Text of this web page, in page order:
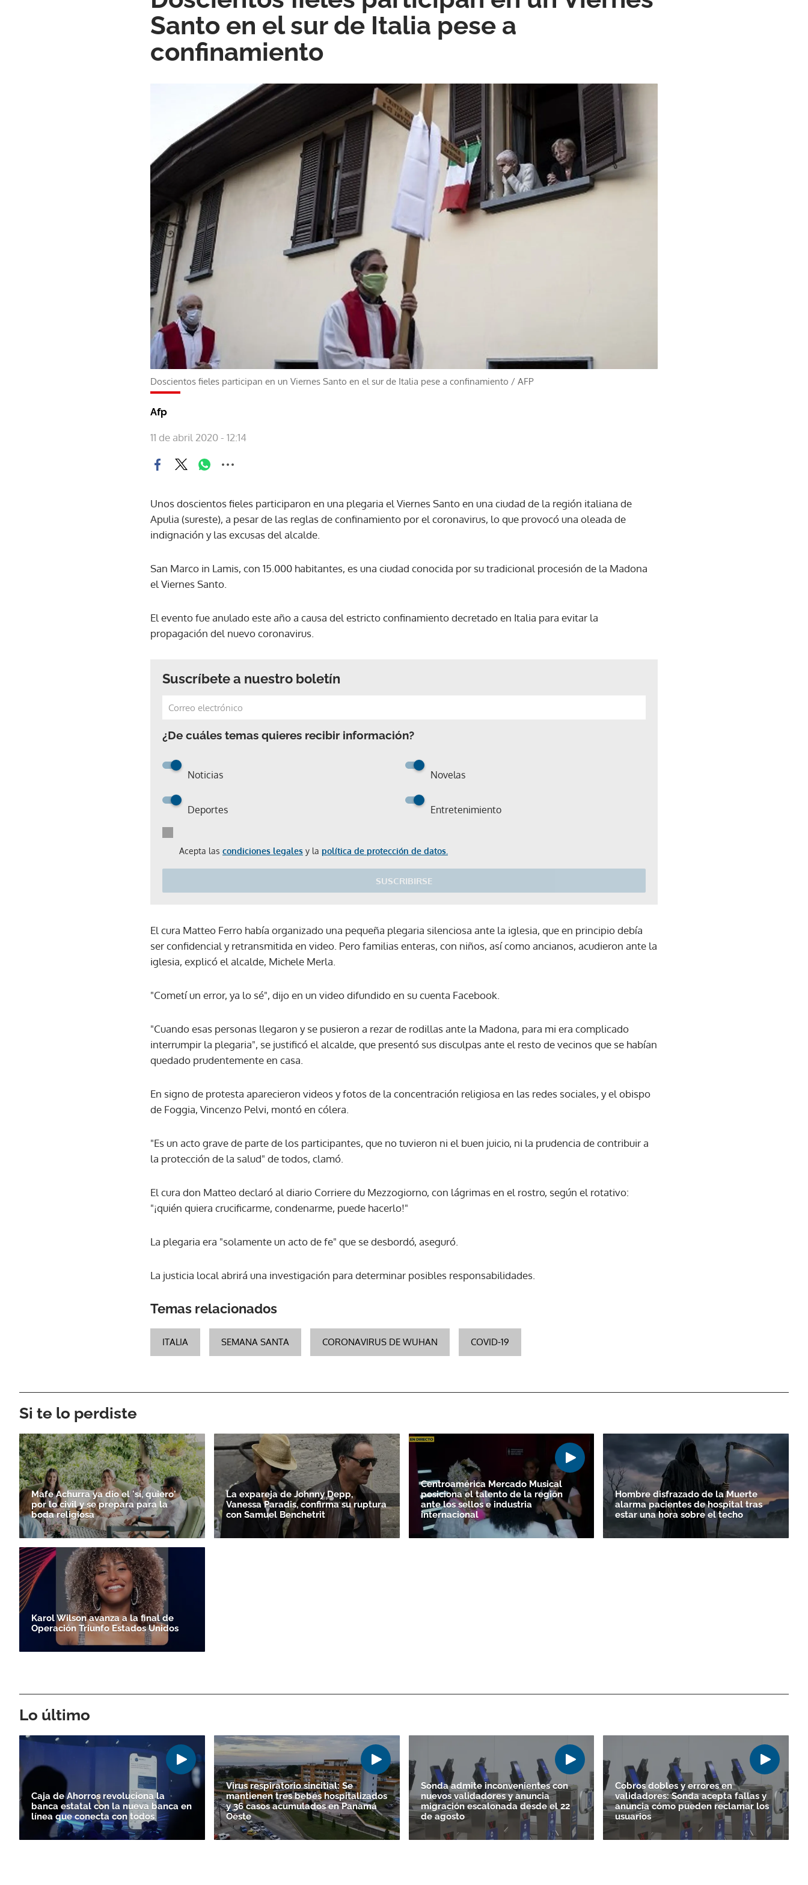
Santo en el sur de Italia pese a
confinamiento
Doscientos fieles participan en un Viernes Santo en el sur de Italia pese a confinamiento / AFP
Afp
11 de abril 2020 - 12:14
Unos doscientos fieles participaron en una plegaria el Viernes Santo en una ciudad de la región italiana de
Apulia (sureste), a pesar de las reglas de confinamiento por el coronavirus, lo que provocó una oleada de
indignación y las excusas del alcalde.
San Marco in Lamis, con 15.000 habitantes, es una ciudad conocida por su tradicional procesión de la Madona
el Viernes Santo.
El evento fue anulado este año a causa del estricto confinamiento decretado en Italia para evitar la
propagación del nuevo coronavirus.
Suscríbete a nuestro boletín
¿De cuáles temas quieres recibir información?
Noticias Novelas
Deportes Entretenimiento
Acepta las condiciones legales y la política de protección de datos.
SUSCRIBIRSE
El cura Matteo Ferro había organizado una pequeña plegaria silenciosa ante la iglesia, que en principio debía
ser confidencial y retransmitida en video. Pero familias enteras, con niños, así como ancianos, acudieron ante la
iglesia, explicó el alcalde, Michele Merla.
"Cometí un error, ya lo sé", dijo en un video difundido en su cuenta Facebook.
"Cuando esas personas llegaron y se pusieron a rezar de rodillas ante la Madona, para mi era complicado
interrumpir la plegaria", se justificó el alcalde, que presentó sus disculpas ante el resto de vecinos que se habían
quedado prudentemente en casa.
En signo de protesta aparecieron videos y fotos de la concentración religiosa en las redes sociales, y el obispo
de Foggia, Vincenzo Pelvi, montó en cólera.
"Es un acto grave de parte de los participantes, que no tuvieron ni el buen juicio, ni la prudencia de contribuir a
la protección de la salud" de todos, clamó.
El cura don Matteo declaró al diario Corriere du Mezzogiorno, con lágrimas en el rostro, según el rotativo:
"¡quién quiera crucificarme, condenarme, puede hacerlo!"
La plegaria era "solamente un acto de fe" que se desbordó, aseguró.
La justicia local abrirá una investigación para determinar posibles responsabilidades.
Temas relacionados
ITALIA SEMANA SANTA CORONAVIRUS DE WUHAN COVID-19
Si te lo perdiste
Mafe Achurra ya dio el 'sí, quiero'
por lo civil y se prepara para la
boda religiosa
La expareja de Johnny Depp,
Vanessa Paradis, confirma su ruptura
con Samuel Benchetrit
Centroamérica Mercado Musical
posiciona el talento de la región
ante los sellos e industria
internacional
Hombre disfrazado de la Muerte
alarma pacientes de hospital tras
estar una hora sobre el techo
Karol Wilson avanza a la final de
Operación Triunfo Estados Unidos
Lo último
Caja de Ahorros revoluciona la
banca estatal con la nueva banca en
línea que conecta con todos
Virus respiratorio sincitial: Se
mantienen tres bebés hospitalizados
y 36 casos acumulados en Panamá
Oeste
Sonda admite inconvenientes con
nuevos validadores y anuncia
migración escalonada desde el 22
de agosto
Cobros dobles y errores en
validadores: Sonda acepta fallas y
anuncia cómo pueden reclamar los
usuarios